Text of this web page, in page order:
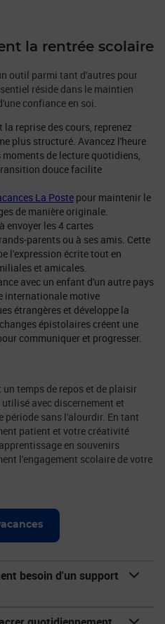
la rentrée scolaire
outil parmi tant d'autres pour
réside dans le maintien
confiance en soi.
reprise des cours, reprenez
plus structuré. Avancez l'heure
de lecture quotidiens,
douce facilite
La Poste pour maintenir le
de manière originale.
envoyer les 4 cartes
parents ou à ses amis. Cette
l'expression écrite tout en
et amicales.
avec un enfant d'un autre pays
internationale motive
étrangères et développe la
épistolaires créent une
communiquer et progresser.
temps de repos et de plaisir
avec discernement et
période sans l'alourdir. En tant
patient et votre créativité
en souvenirs
l'engagement scolaire de votre
besoin d'un support